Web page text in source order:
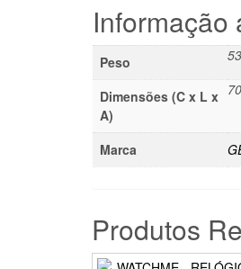
Informação
Peso
Dimensões (C x L x
A)
Marca
Produtos